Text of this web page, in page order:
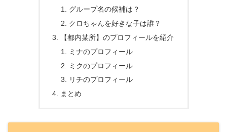
グループ名の候補は？
クロちゃんを好きな子は誰？
【都内某所】のプロフィールを紹介
ミナのプロフィール
ミクのプロフィール
リチのプロフィール
まとめ